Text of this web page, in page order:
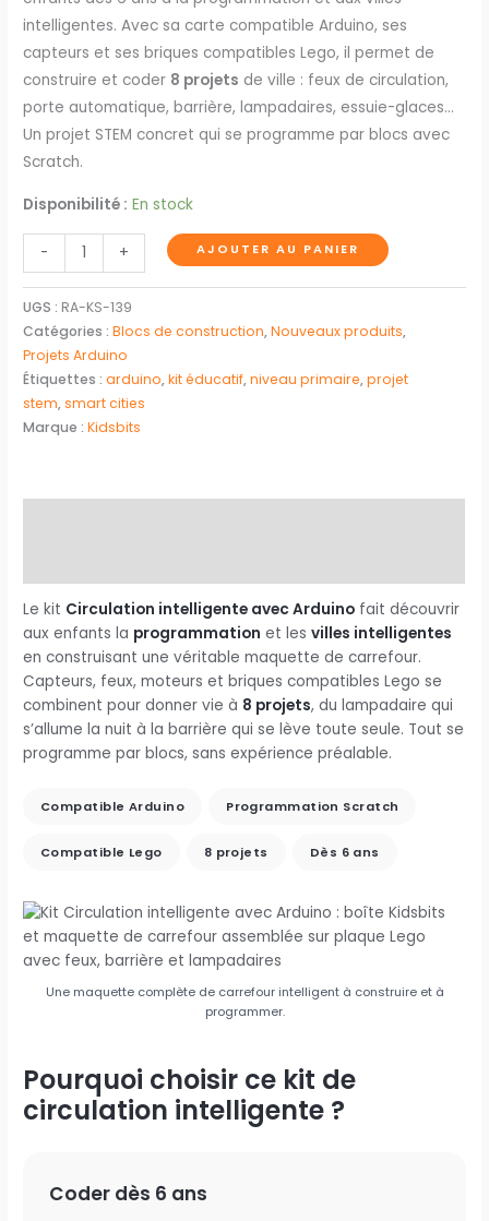
intelligentes. Avec sa carte compatible Arduino, ses
capteurs et ses briques compatibles Lego, il permet de
construire et coder 8 projets de ville : feux de circulation,
porte automatique, barrière, lampadaires, essuie-glaces…
Un projet STEM concret qui se programme par blocs avec
Scratch.
Disponibilité : En stock
- + AJOUTER AU PANIER
UGS : RA-KS-139
Catégories :Blocs de construction,Nouveaux produits,
Projets Arduino
Étiquettes :arduino,kit éducatif,niveau primaire,projet
stem,smart cities
Marque :Kidsbits
Le kit Circulation intelligente avec Arduino fait découvrir
aux enfants la programmation et lesvilles intelligentes
en construisant une véritable maquette de carrefour.
Capteurs, feux, moteurs et briques compatibles Lego se
combinent pour donner vie à 8 projets, du lampadaire qui
s’allume la nuit à la barrière qui se lève toute seule. Tout se
programme par blocs, sans expérience préalable.
Compatible Arduino Programmation Scratch
Compatible Lego 8 projets Dès 6 ans
Une maquette complète de carrefour intelligent à construire et à
programmer.
Pourquoi choisir ce kit de
circulation intelligente ?
Coder dès 6 ans